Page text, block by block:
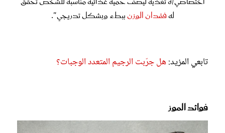
لهفقدان الوزنببطء وبشكل تدريجي".
تابعي المزيد:هل جرّبت الرجيم المتعدد الوجبات؟
فوائد الموز